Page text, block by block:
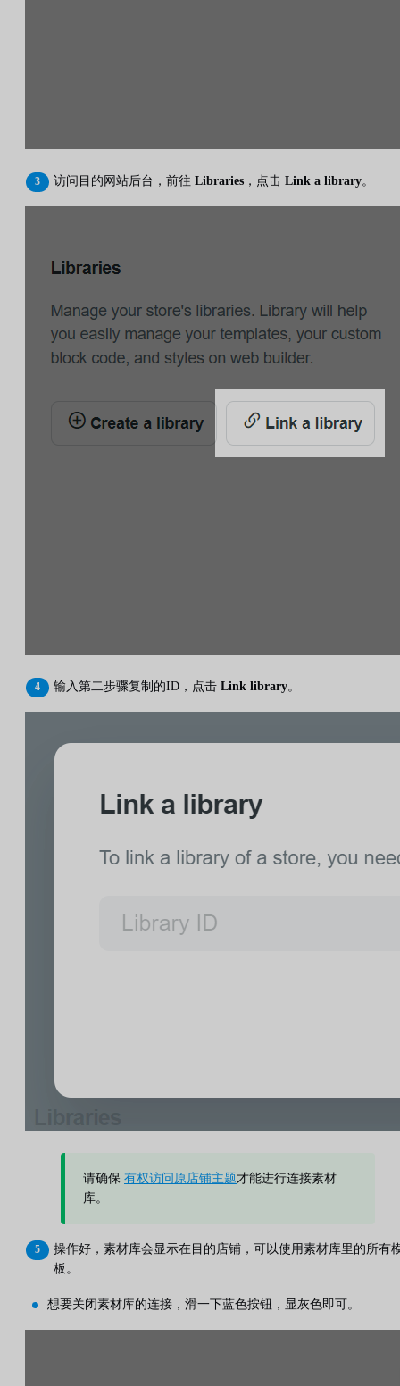
访问目的网站后台，前往 Libraries ，点击 Link a library。
输入第二步骤复制的ID，点击 Link library。
请确保 有权访问原店铺主题才能进行连接素材
库。
操作好，素材库会显示在目的店铺，可以使用素材库里的所有
板。
想要关闭素材库的连接，滑一下蓝色按钮，显灰色即可。